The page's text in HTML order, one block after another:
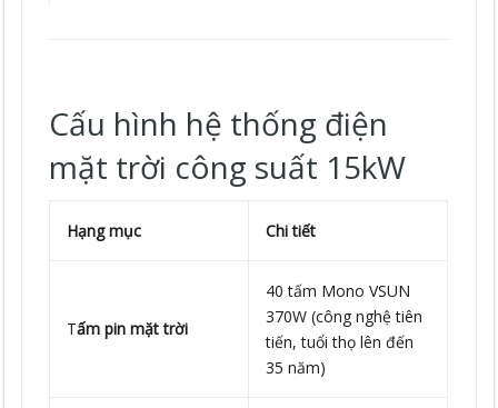
Cấu hình hệ thống điện
mặt trời công suất 15kW
Hạng mục Chi tiết
Tấm pin mặt trời
40 tấm Mono VSUN
370W (công nghệ tiên
tiến, tuổi thọ lên đến
35 năm)